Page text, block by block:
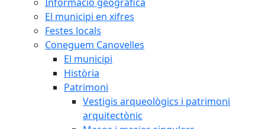
El municipi en xifres
Festes locals
Coneguem Canovelles
El municipi
Història
Patrimoni
Vestigis arqueològics i patrimoni
arquitectònic